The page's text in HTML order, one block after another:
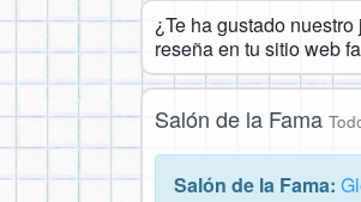
¿Te ha gustado
reseña en tu sitio web
Salón de la Fama
Salón de la Fama: